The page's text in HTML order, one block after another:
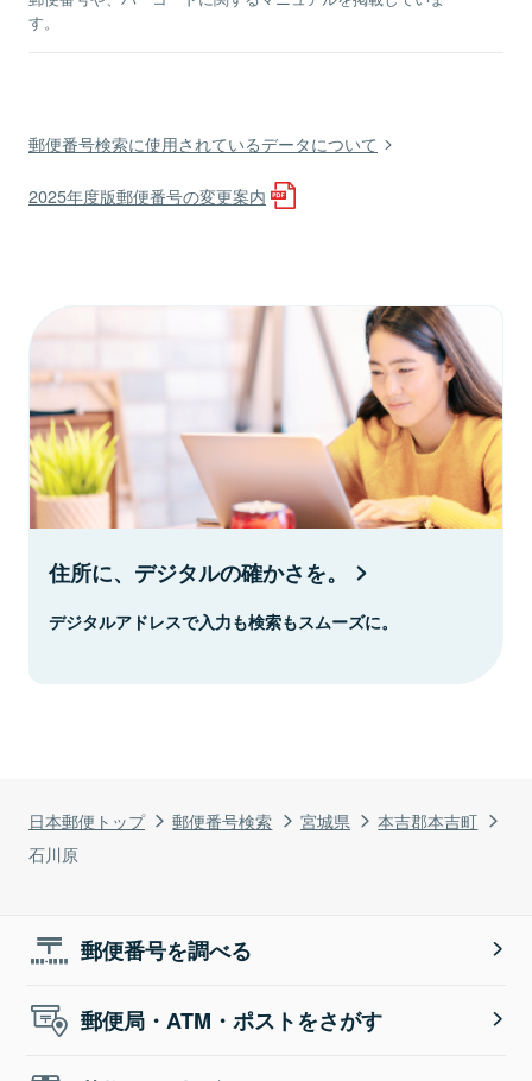
日本郵便トップ 郵便番号検索 宮城県
本吉郡本吉町
石川原
す。
郵便番号検索に使用されているデータについて
2025年度版郵便番号の変更案内
住所に、デジタルの確かさを。
デジタルアドレスで入力も検索もスムーズに。
郵便番号を調べる
郵便局・ATM・ポストをさがす